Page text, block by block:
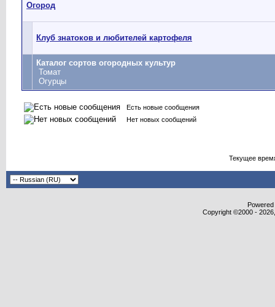
Огород
Клуб знатоков и любителей картофеля
Каталог сортов огородных культур
Томат
Огурцы
Есть новые сообщения
Нет новых сообщений
Текущее
Copyright ©2000 -